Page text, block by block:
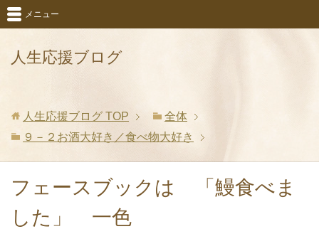
人生応援ブログ
メニュー
人生応援ブログ TOP
全体
９－２お酒大好き／食べ物大好き
フェースブックは 「鰻食べま
した」 一色